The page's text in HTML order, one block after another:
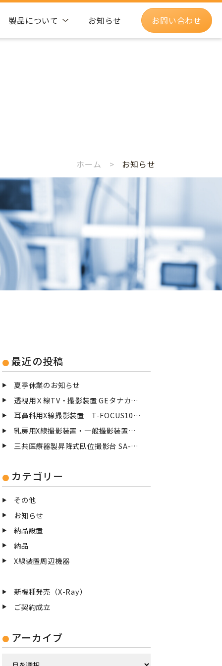
製品について お知らせ お問い合わせ
ホーム > お知らせ
最近の投稿
夏季休業のお知らせ
透視用Ｘ線TV・撮影装置 GEタナカメディカルシステム TXーⅢ 点検
耳鼻科用X線撮影装置 T-FOCUS100を撤去致しました
乳房用X線撮影装置・一般撮影装置を撤去致しました
三共医療器製昇降式臥位撮影台 SA-83/Mを納品設置致しました
カテゴリー
その他
お知らせ
納品設置
納品
X線装置周辺機器
新機種発売（X-Ray）
ご契約成立
アーカイブ